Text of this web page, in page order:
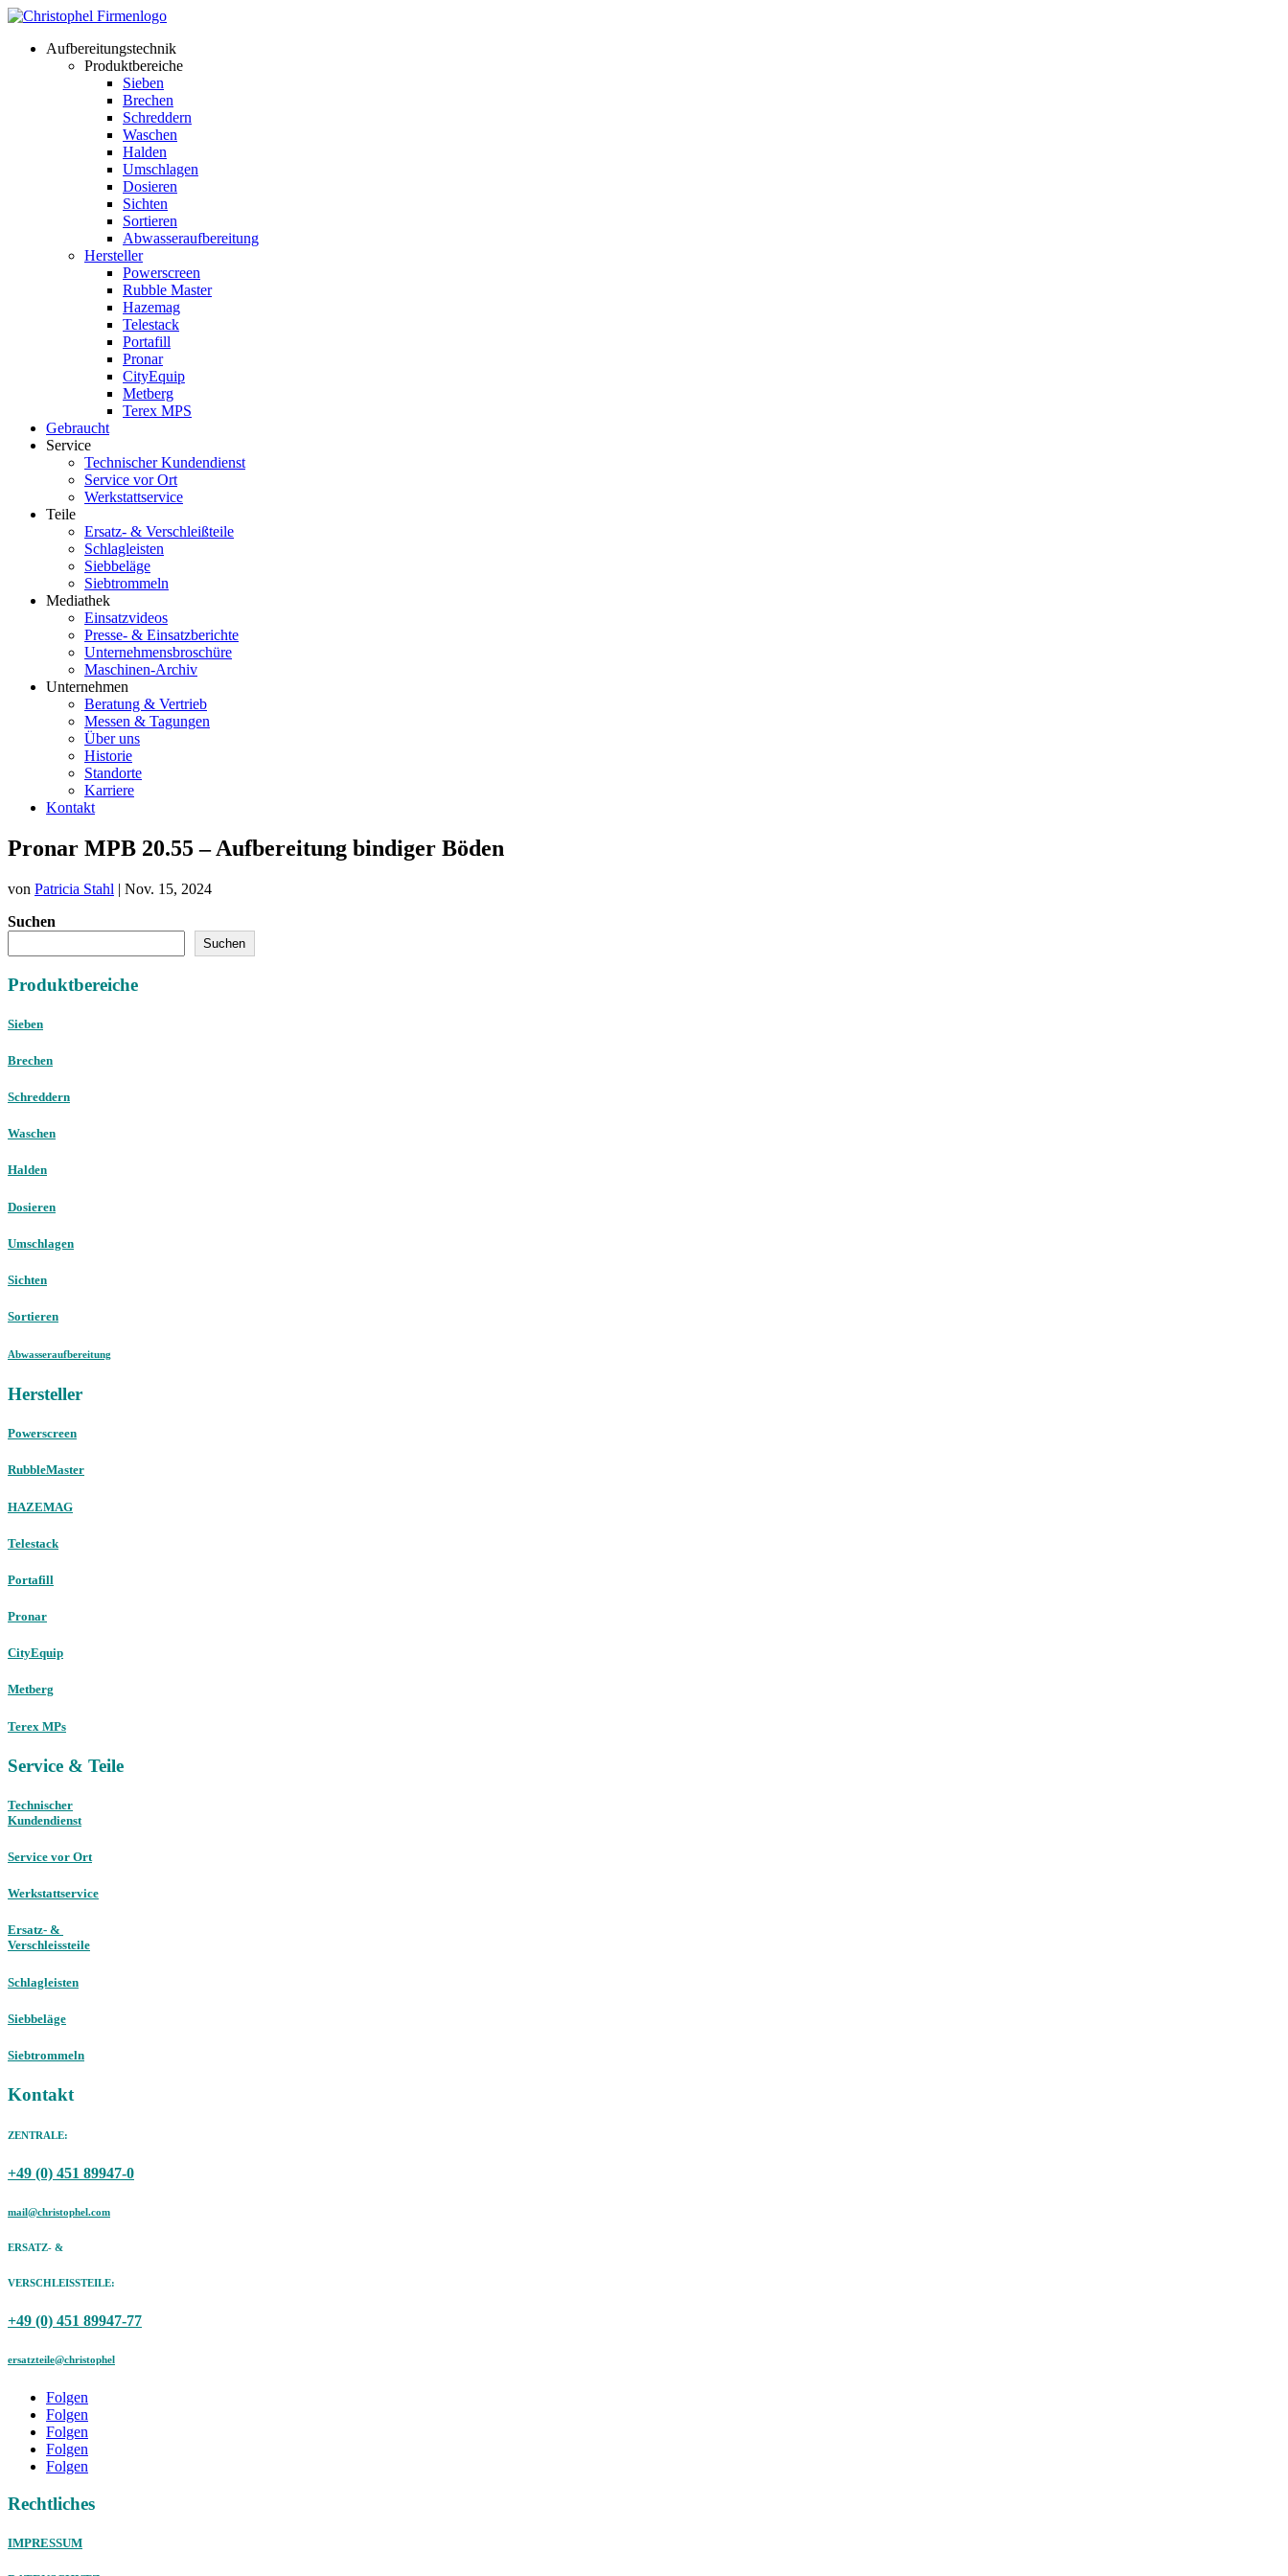
Aufbereitungstechnik
Produktbereiche
Sieben
Brechen
Schreddern
Waschen
Halden
Umschlagen
Dosieren
Sichten
Sortieren
Abwasseraufbereitung
Hersteller
Powerscreen
Rubble Master
Hazemag
Telestack
Portafill
Pronar
CityEquip
Metberg
Terex MPS
Gebraucht
Service
Technischer Kundendienst
Service vor Ort
Werkstattservice
Teile
Ersatz- & Verschleißteile
Schlagleisten
Siebbeläge
Siebtrommeln
Mediathek
Einsatzvideos
Presse- & Einsatzberichte
Unternehmensbroschüre
Maschinen-Archiv
Unternehmen
Beratung & Vertrieb
Messen & Tagungen
Über uns
Historie
Standorte
Karriere
Kontakt
Pronar MPB 20.55 – Aufbereitung bindiger Böden
von Patricia Stahl | Nov. 15, 2024
Suchen
Suchen
Produktbereiche
Sieben
Brechen
Schreddern
Waschen
Halden
Dosieren
Umschlagen
Sichten
Sortieren
Abwasseraufbereitung
Hersteller
Powerscreen
RubbleMaster
HAZEMAG
Telestack
Portafill
Pronar
CityEquip
Metberg
Terex MPs
Service & Teile
Technischer
Kundendienst
Service vor Ort
Werkstattservice
Ersatz- &
Verschleissteile
Schlagleisten
Siebbeläge
Siebtrommeln
Kontakt
ZENTRALE:
+49 (0) 451 89947-0
mail@christophel.com
ERSATZ- &
VERSCHLEISSTEILE:
+49 (0) 451 89947-77
ersatzteile@christophel
Folgen
Folgen
Folgen
Folgen
Folgen
Rechtliches
IMPRESSUM